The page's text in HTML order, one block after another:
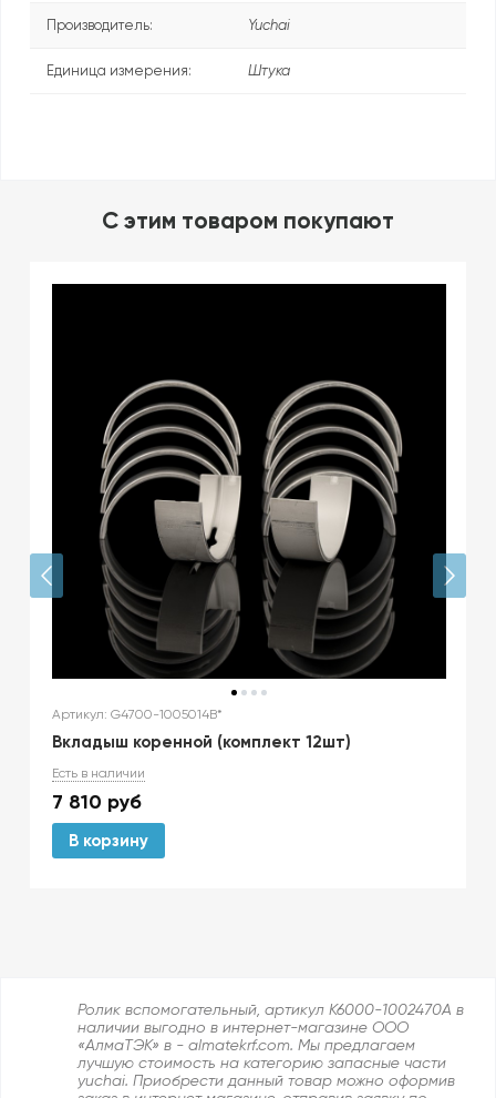
Производитель: Yuchai
Единица измерения: Штука
C этим товаром покупают
Артикул: G4700-1005014B*
Вкладыш коренной (комплект 12шт)
Есть в наличии
7 810 руб
В корзину
Ролик вспомогательный, артикул K6000-1002470A в
наличии выгодно в интернет-магазине ООО
«АлмаТЭК» в - almatekrf.com. Мы предлагаем
лучшую стоимость на категорию запасные части
yuchai. Приобрести данный товар можно оформив